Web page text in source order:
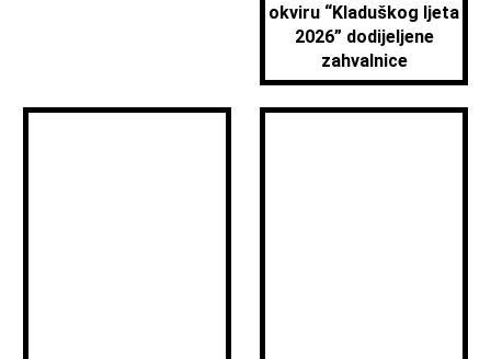
okviru “Kladuškog ljeta
2026” dodijeljene
zahvalnice